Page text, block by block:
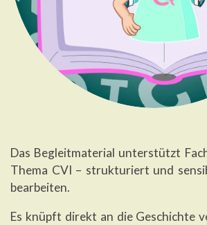
Das Begleitmaterial unterstützt
Thema CVI – strukturiert und
bearbeiten.
Es knüpft direkt an die Geschichte